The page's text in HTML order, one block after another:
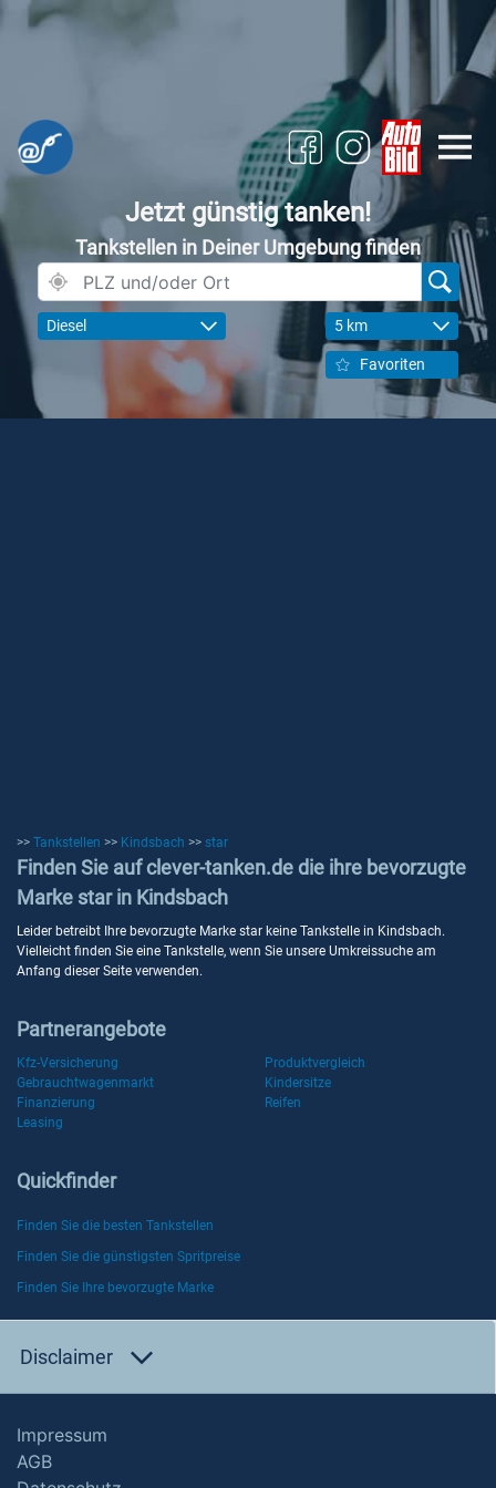
Jetzt günstig tanken!
Tankstellen in Deiner Umgebung finden
Diesel 5 km
Favoriten
>> Tankstellen >> Kindsbach >> star
Finden Sie auf clever-tanken.de die ihre bevorzugte
Marke star in Kindsbach
Leider betreibt Ihre bevorzugte Marke star keine Tankstelle in Kindsbach.
Vielleicht finden Sie eine Tankstelle, wenn Sie unsere Umkreissuche am
Anfang dieser Seite verwenden.
Partnerangebote
Kfz-Versicherung
Produktvergleich
Gebrauchtwagenmarkt
Kindersitze
Finanzierung
Reifen
Leasing
Quickfinder
Finden Sie die besten Tankstellen
Finden Sie die günstigsten Spritpreise
Finden Sie Ihre bevorzugte Marke
Disclaimer
Impressum
AGB